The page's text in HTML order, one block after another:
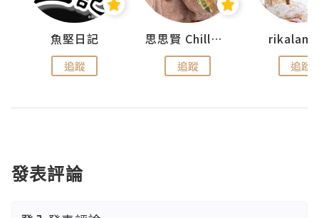
魚堅日記
追蹤
思思賢 ChillMyBabe
追蹤 追蹤
發表評論